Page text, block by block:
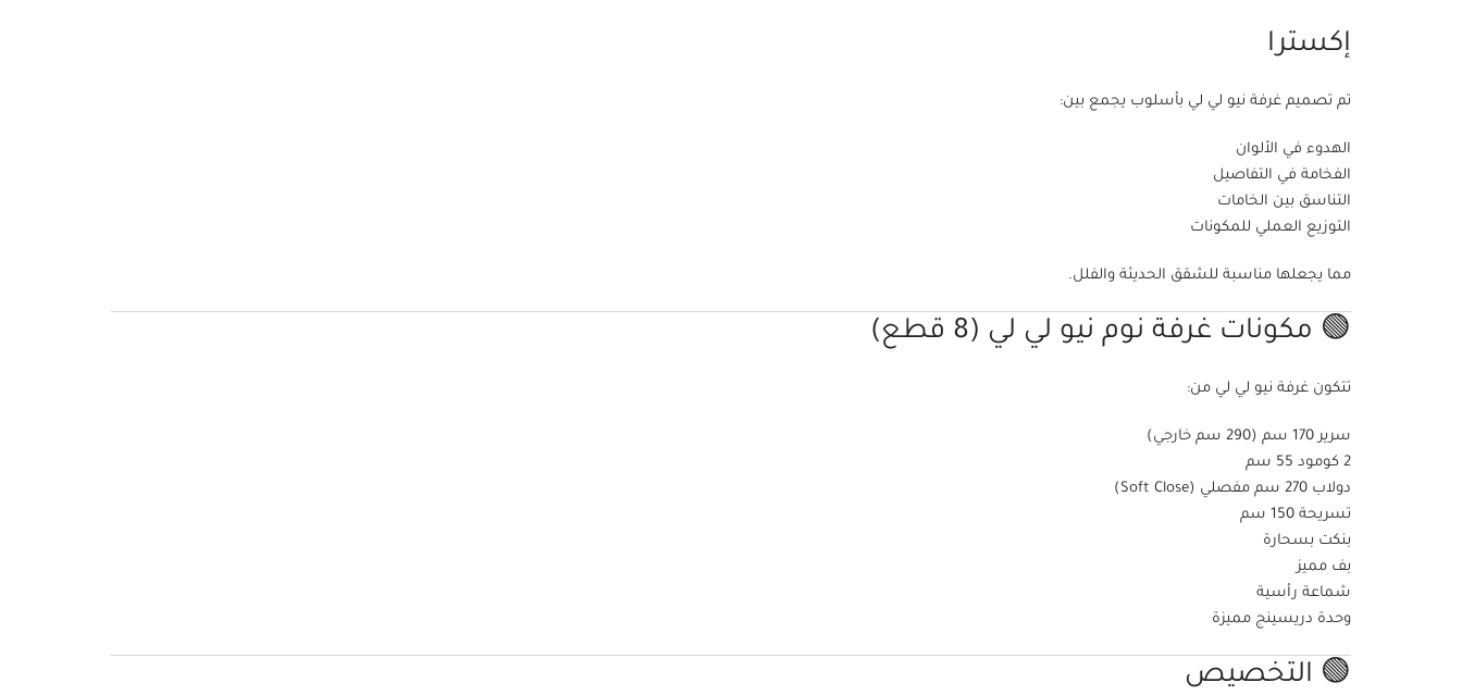
إكسترا
تم تصميم غرفة نيو لي لي بأسلوب يجمع بين:
الهدوء في الألوان
الفخامة في التفاصيل
التناسق بين الخامات
التوزيع العملي للمكونات
مما يجعلها مناسبة للشقق الحديثة والفلل.
🟢 مكونات غرفة نوم نيو لي لي (8 قطع)
تتكون غرفة نيو لي لي من:
سرير 170 سم (290 سم خارجي)
2 كومود 55 سم
دولاب 270 سم مفصلي (Soft Close)
تسريحة 150 سم
بنكت بسحارة
بف مميز
شماعة رأسية
وحدة دريسينج مميزة
🟢 التخصيص